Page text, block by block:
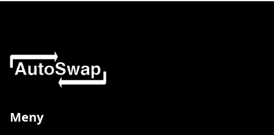
Meny